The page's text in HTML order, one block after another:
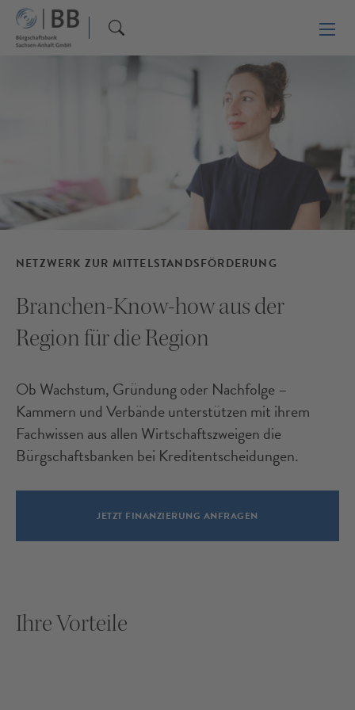
NETZWERK ZUR MITTELSTANDSFÖRDERUNG
Branchen-Know-how aus der
Region für die Region
Ob Wachstum, Gründung oder Nachfolge –
Kammern und Verbände unterstützen mit ihrem
Fachwissen aus allen Wirtschaftszweigen die
Bürgschaftsbanken bei Kreditentscheidungen.
JETZT FINANZIERUNG ANFRAGEN
Ihre Vorteile